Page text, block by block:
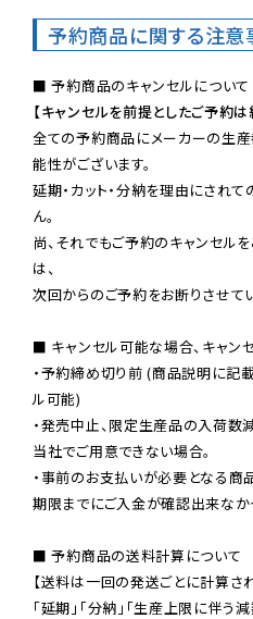
予約商品に関する注意
【キャンセルを前提としたご予約
全ての予約商品にメーカーの生産
能性がございます。
延期・カット・分納を理由にされ
ん。
尚、それでもご予約のキャンセル
は、
次回からのご予約をお断りさせて
■ キャンセル可能な場合、キャン
・予約締め切り前 (商品説明に記
ル可能)
・発売中止、限定生産品の入荷
当社でご用意できない場合。
・事前のお支払いが必要となる商
期限までにご入金が確認出来なか
■ 予約商品の送料計算について
【送料は一回の発送ごとに計算さ
「延期」「分納」「生産上限に伴う